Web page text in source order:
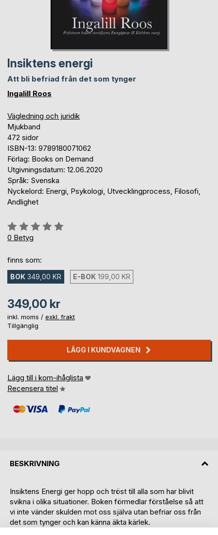
Insiktens energi
Att bli befriad från det som tynger
Ingalill Roos
Vägledning och juridik
Mjukband
472 sidor
ISBN-13: 9789180071062
Förlag: Books on Demand
Utgivningsdatum: 12.06.2020
Språk: Svenska
Nyckelord: Energi, Psykologi, Utvecklingprocess, Filosofi,
Andlighet
Betyg::
0%
0 Betyg
finns som:
BOK 349,00 KR E-BOK 199,00 KR
349,00 kr
inkl. moms / exkl. frakt
Tillgänglig
LÄGG I KUNDVAGNEN
Lägg till i kom-ihåglista
Recensera titel
BESKRIVNING
Insiktens Energi ger hopp och tröst till alla som har blivit
svikna i olika situationer. Boken förmedlar förståelse så att
vi inte vänder skulden mot oss själva utan befriar oss från
det som tynger och kan känna äkta kärlek.